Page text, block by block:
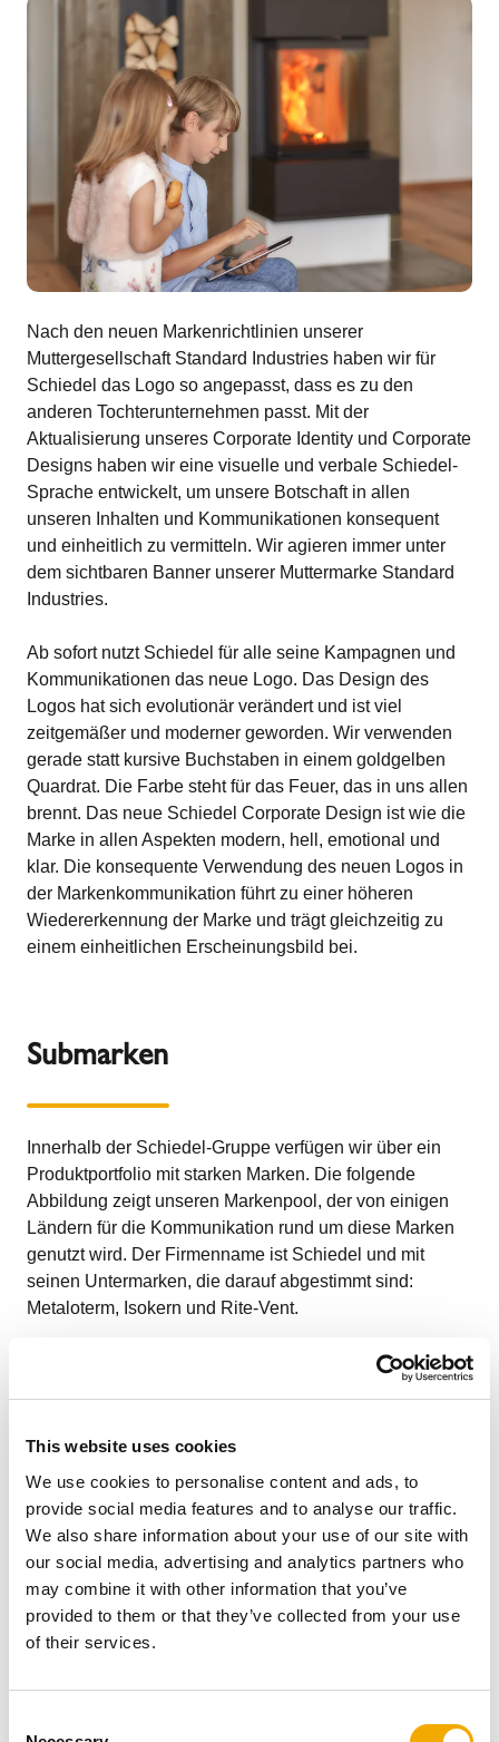
This website uses cookies
We use cookies to personalise content and ads, to
provide social media features and to analyse our traffic.
We also share information about your use of our site with
our social media, advertising and analytics partners who
may combine it with other information that you’ve
provided to them or that they’ve collected from your use
of their services.
Nach den neuen Markenrichtlinien unserer
Muttergesellschaft Standard Industries haben wir für
Schiedel das Logo so angepasst, dass es zu den
anderen Tochterunternehmen passt. Mit der
Aktualisierung unseres Corporate Identity und Corporate
Designs haben wir eine visuelle und verbale Schiedel-
Sprache entwickelt, um unsere Botschaft in allen
unseren Inhalten und Kommunikationen konsequent
und einheitlich zu vermitteln. Wir agieren immer unter
dem sichtbaren Banner unserer Muttermarke Standard
Industries.
Ab sofort nutzt Schiedel für alle seine Kampagnen und
Kommunikationen das neue Logo. Das Design des
Logos hat sich evolutionär verändert und ist viel
zeitgemäßer und moderner geworden. Wir verwenden
gerade statt kursive Buchstaben in einem goldgelben
Quardrat. Die Farbe steht für das Feuer, das in uns allen
brennt. Das neue Schiedel Corporate Design ist wie die
Marke in allen Aspekten modern, hell, emotional und
klar. Die konsequente Verwendung des neuen Logos in
der Markenkommunikation führt zu einer höheren
Wiedererkennung der Marke und trägt gleichzeitig zu
einem einheitlichen Erscheinungsbild bei.
Submarken
Innerhalb der Schiedel-Gruppe verfügen wir über ein
Produktportfolio mit starken Marken. Die folgende
Abbildung zeigt unseren Markenpool, der von einigen
Ländern für die Kommunikation rund um diese Marken
genutzt wird. Der Firmenname ist Schiedel und mit
seinen Untermarken, die darauf abgestimmt sind:
Metaloterm, Isokern und Rite-Vent.